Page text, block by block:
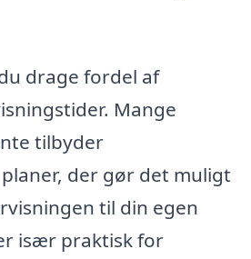
drage fordel af
Mange
tilbyder
der gør det muligt
til din egen
især praktisk for